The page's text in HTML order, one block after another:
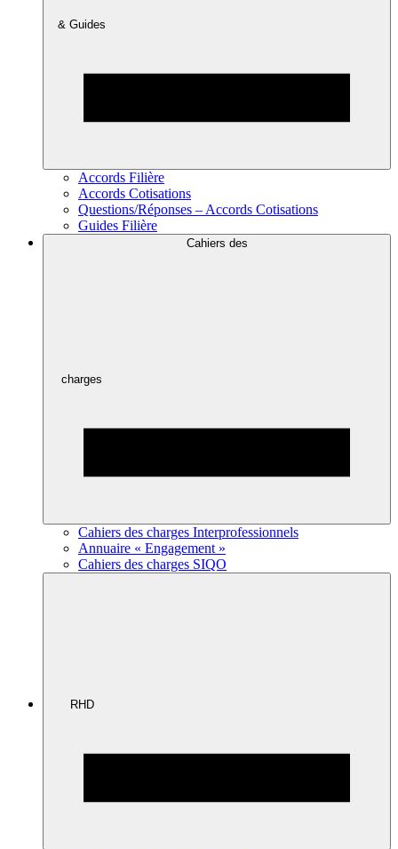
& Guides
Accords Filière
Accords Cotisations
Questions/Réponses – Accords Cotisations
Guides Filière
Cahiers des
charges
Cahiers des charges Interprofessionnels
Annuaire « Engagement »
Cahiers des charges SIQO
RHD